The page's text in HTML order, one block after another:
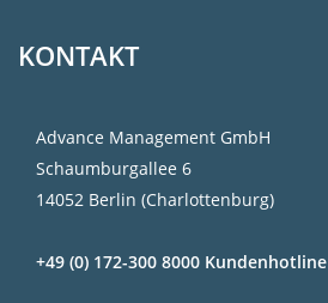
KONTAKT
Advance Management GmbH
Schaumburgallee 6
14052 Berlin (Charlottenburg)
+49 (0) 172-300 8000 Kundenhotline